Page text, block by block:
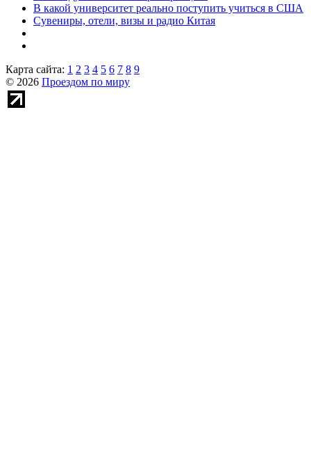
В какой университет реально поступить учиться в США
Сувениры, отели, визы и радио Китая
Карта сайта: 1 2 3 4 5 6 7 8 9
© 2026 Проездом по миру